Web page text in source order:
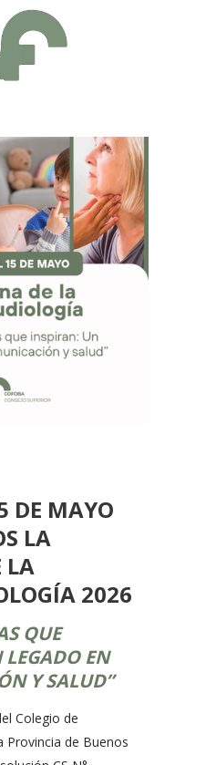
DE MAYO
LA
LA
2026
QUE
EN
Y SALUD”
Colegio de
Provincia de Buenos